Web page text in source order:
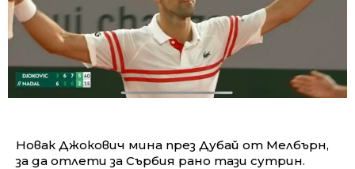
Новак Джокович мина през Дубай от Мелбърн,
за да отлети за Сърбия рано тази сутрин.